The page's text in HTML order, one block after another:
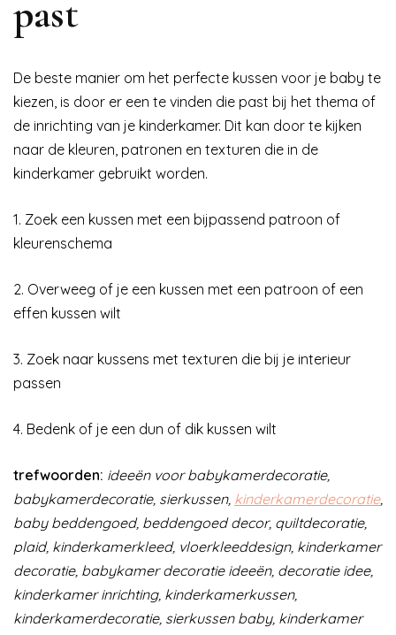
past
De beste manier om het perfecte kussen voor je baby te
kiezen, is door er een te vinden die past bij het thema of
de inrichting van je kinderkamer. Dit kan door te kijken
naar de kleuren, patronen en texturen die in de
kinderkamer gebruikt worden.
1. Zoek een kussen met een bijpassend patroon of
kleurenschema
2. Overweeg of je een kussen met een patroon of een
effen kussen wilt
3. Zoek naar kussens met texturen die bij je interieur
passen
4. Bedenk of je een dun of dik kussen wilt
trefwoorden: ideeën voor babykamerdecoratie,
babykamerdecoratie, sierkussen, kinderkamerdecoratie,
baby beddengoed, beddengoed decor, quiltdecoratie,
plaid, kinderkamerkleed, vloerkleeddesign, kinderkamer
decoratie, babykamer decoratie ideeën, decoratie idee,
kinderkamer inrichting, kinderkamerkussen,
kinderkamerdecoratie, sierkussen baby, kinderkamer